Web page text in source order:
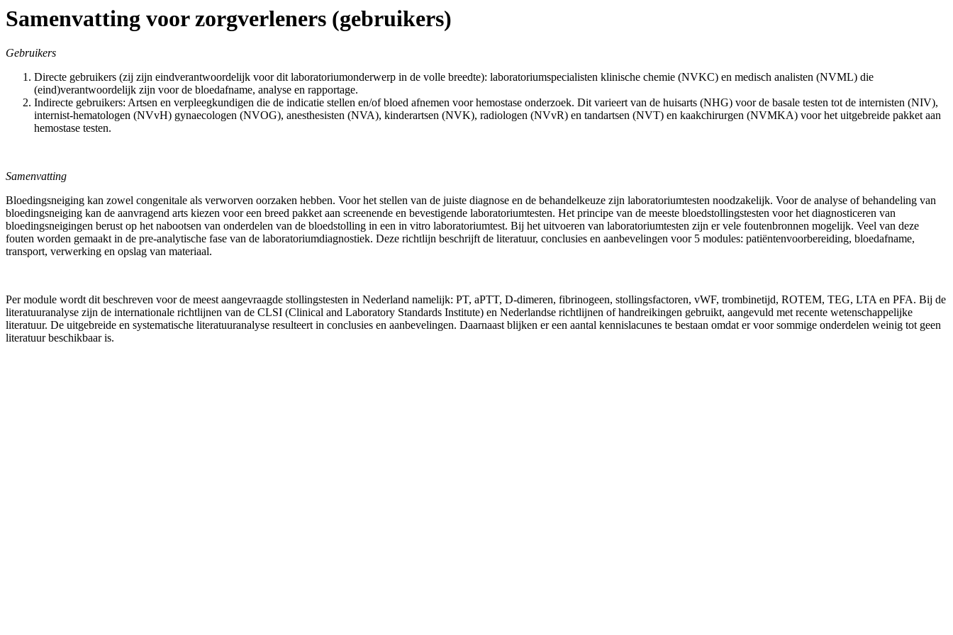
Samenvatting voor zorgverleners (gebruikers)
Gebruikers
Directe gebruikers (zij zijn eindverantwoordelijk voor dit laboratoriumonderwerp in de volle breedte): laboratoriumspecialisten klinische chemie (NVKC) en medisch analisten (NVML) die
(eind)verantwoordelijk zijn voor de bloedafname, analyse en rapportage.
Indirecte gebruikers: Artsen en verpleegkundigen die de indicatie stellen en/of bloed afnemen voor hemostase onderzoek. Dit varieert van de huisarts (NHG) voor de basale testen tot de internisten (NIV),
internist-hematologen (NVvH) gynaecologen (NVOG), anesthesisten (NVA), kinderartsen (NVK), radiologen (NVvR) en tandartsen (NVT) en kaakchirurgen (NVMKA) voor het uitgebreide pakket aan
hemostase testen.
Samenvatting
Bloedingsneiging kan zowel congenitale als verworven oorzaken hebben. Voor het stellen van de juiste diagnose en de behandelkeuze zijn laboratoriumtesten noodzakelijk. Voor de analyse of behandeling van
bloedingsneiging kan de aanvragend arts kiezen voor een breed pakket aan screenende en bevestigende laboratoriumtesten. Het principe van de meeste bloedstollingstesten voor het diagnosticeren van
bloedingsneigingen berust op het nabootsen van onderdelen van de bloedstolling in een in vitro laboratoriumtest. Bij het uitvoeren van laboratoriumtesten zijn er vele foutenbronnen mogelijk. Veel van deze
fouten worden gemaakt in de pre-analytische fase van de laboratoriumdiagnostiek. Deze richtlijn beschrijft de literatuur, conclusies en aanbevelingen voor 5 modules: patiëntenvoorbereiding, bloedafname,
transport, verwerking en opslag van materiaal.
Per module wordt dit beschreven voor de meest aangevraagde stollingstesten in Nederland namelijk: PT, aPTT, D-dimeren, fibrinogeen, stollingsfactoren, vWF, trombinetijd, ROTEM, TEG, LTA en PFA. Bij de
literatuuranalyse zijn de internationale richtlijnen van de CLSI (Clinical and Laboratory Standards Institute) en Nederlandse richtlijnen of handreikingen gebruikt, aangevuld met recente wetenschappelijke
literatuur. De uitgebreide en systematische literatuuranalyse resulteert in conclusies en aanbevelingen. Daarnaast blijken er een aantal kennislacunes te bestaan omdat er voor sommige onderdelen weinig tot geen
literatuur beschikbaar is.